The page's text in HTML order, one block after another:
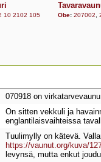
10 2102 105 Obe: 207002
070918 on
On sitten vekkuli ja
englantilaisvaihteissa
Tuulimylly on kätevä.
https://vaunut.org/kuva/
levynsä, mutta enkut